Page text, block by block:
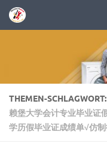
Zum Inhalt springen
THEMEN-SCHLAGWORT:
赖堡大学会计专业毕业证
学历假毕业证成绩单√仿